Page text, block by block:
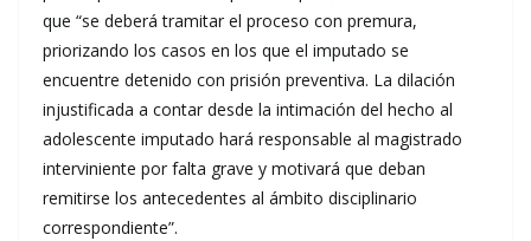
que “se deberá tramitar el proceso con premura,
priorizando los casos en los que el imputado se
encuentre detenido con prisión preventiva. La dilación
injustificada a contar desde la intimación del hecho al
adolescente imputado hará responsable al magistrado
interviniente por falta grave y motivará que deban
remitirse los antecedentes al ámbito disciplinario
correspondiente”.